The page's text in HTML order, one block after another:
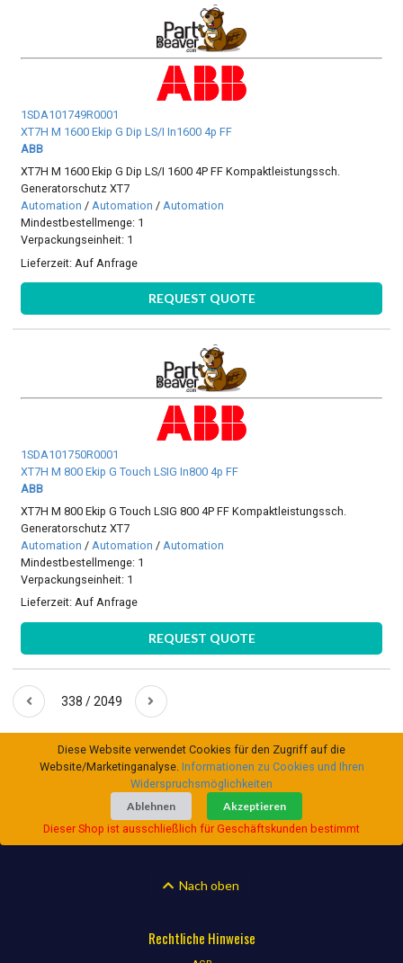
1SDA101749R0001
XT7H M 1600 Ekip G Dip LS/I In1600 4p FF
ABB
XT7H M 1600 Ekip G Dip LS/I 1600 4P FF Kompaktleistungssch.
Generatorschutz XT7
Automation /Automation /Automation
Mindestbestellmenge: 1
Verpackungseinheit: 1
Lieferzeit: Auf Anfrage
REQUEST QUOTE
1SDA101750R0001
XT7H M 800 Ekip G Touch LSIG In800 4p FF
ABB
XT7H M 800 Ekip G Touch LSIG 800 4P FF Kompaktleistungssch.
Generatorschutz XT7
Automation /Automation /Automation
Mindestbestellmenge: 1
Verpackungseinheit: 1
Lieferzeit:Auf Anfrage
REQUEST QUOTE
338 / 2049
Diese Website verwendet Cookies für den Zugriff auf die
Website/Marketinganalyse. Informationen zu Cookies und Ihren
Widerspruchsmöglichkeiten
Ablehnen
Akzeptieren
Dieser Shop ist ausschließlich für Geschäftskunden bestimmt
Nach oben
Rechtliche Hinweise